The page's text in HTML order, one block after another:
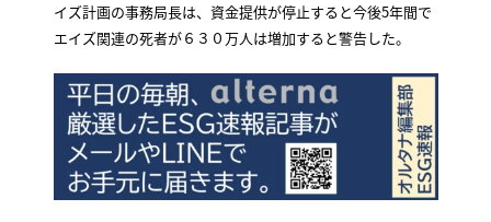
イズ計画の事務局長は、資金提供が停止すると今後5年間で
エイズ関連の死者が６３０万人は増加すると警告した。